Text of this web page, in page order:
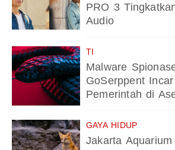
PRO 3
Audio
TI
Malware
GoSerppent
Pemerintah di
GAYA HIDUP
Jakarta